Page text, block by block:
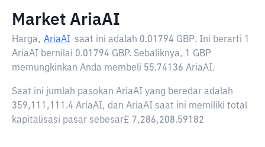
Market AriaAI
Harga, AriaAI saat ini adalah 0.01794 GBP. Ini berarti 1
AriaAI bernilai 0.01794 GBP. Sebaliknya, 1 GBP
memungkinkan Anda membeli 55.74136 AriaAI.
Saat ini jumlah pasokan AriaAI yang beredar adalah
359,111,111.4 AriaAI, dan AriaAI saat ini memiliki total
kapitalisasi pasar sebesar£ 7,286,208.59182